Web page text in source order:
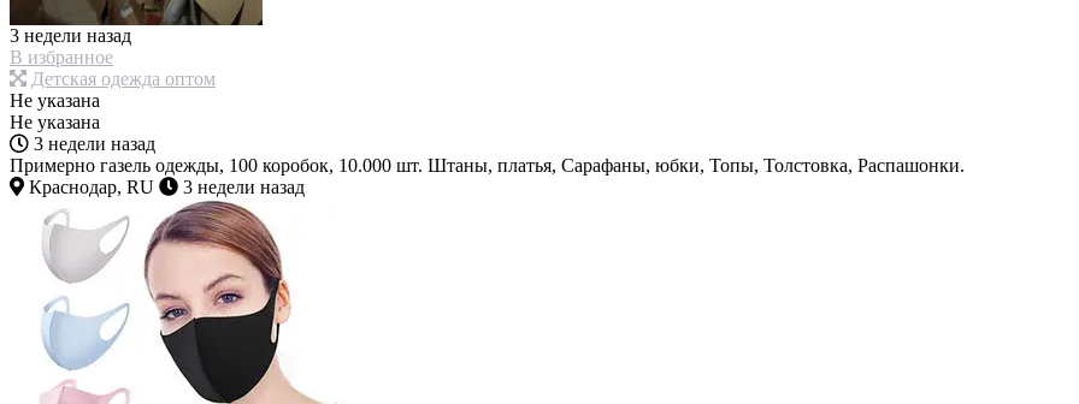
3 недели назад
В избранное
Детская одежда оптом
Не указана
Не указана
3 недели назад
Примерно газель одежды, 100 коробок, 10.000 шт. Штаны, платья, Сарафаны, юбки, Топы, Толстовка, Распашонки.
Краснодар, RU
3 недели назад